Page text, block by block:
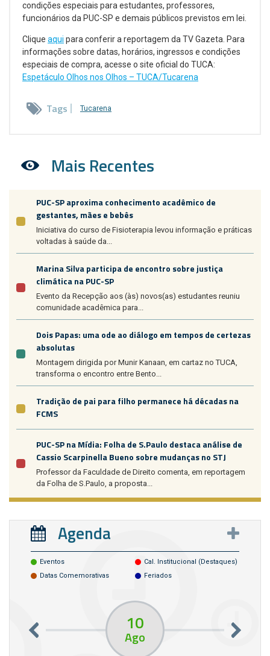
condições especiais para estudantes, professores,
funcionários da PUC-SP e demais públicos previstos em lei.
Clique aqui para conferir a reportagem da TV Gazeta. Para
informações sobre datas, horários, ingressos e condições
especiais de compra, acesse o site oficial do TUCA:
Espetáculo Olhos nos Olhos – TUCA/Tucarena
Tags Tucarena
Mais Recentes
PUC-SP aproxima conhecimento acadêmico de
gestantes, mães e bebês
Iniciativa do curso de Fisioterapia levou informação e práticas
voltadas à saúde da...
Marina Silva participa de encontro sobre justiça
climática na PUC-SP
Evento da Recepção aos (às) novos(as) estudantes reuniu
comunidade acadêmica para...
Dois Papas: uma ode ao diálogo em tempos de certezas
absolutas
Montagem dirigida por Munir Kanaan, em cartaz no TUCA,
transforma o encontro entre Bento...
Tradição de pai para filho permanece há décadas na
FCMS
PUC-SP na Mídia: Folha de S.Paulo destaca análise de
Cassio Scarpinella Bueno sobre mudanças no STJ
Professor da Faculdade de Direito comenta, em reportagem
da Folha de S.Paulo, a proposta...
Agenda
Eventos
Cal. Institucional (destaques)
Datas Comemorativas
Feriados
10
Ago